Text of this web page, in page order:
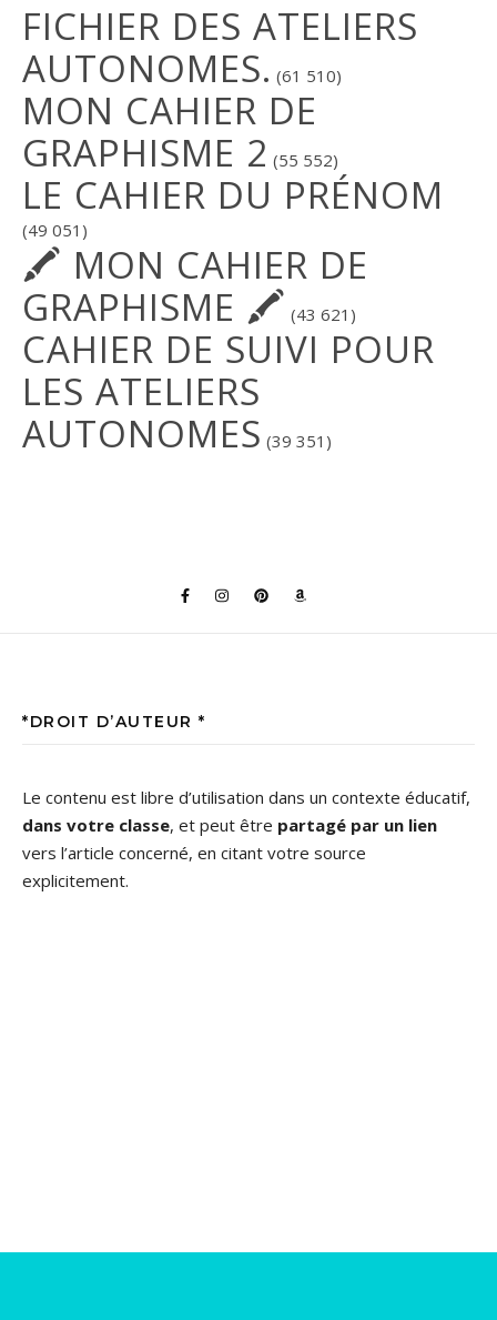
FICHIER DES ATELIERS
AUTONOMES. (61 510)
MON CAHIER DE
GRAPHISME 2 (55 552)
LE CAHIER DU PRÉNOM
(49 051)
🖍 MON CAHIER DE
GRAPHISME 🖍 (43 621)
CAHIER DE SUIVI POUR
LES ATELIERS
AUTONOMES (39 351)
*DROIT D’AUTEUR *
Le contenu est libre d’utilisation dans un contexte éducatif,
dans votre classe, et peut être partagé par un lien
vers l’article concerné, en citant votre source
explicitement.